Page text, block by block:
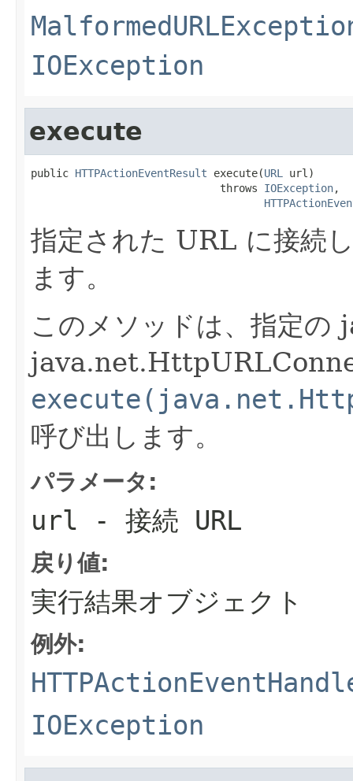
IOException
execute
public HTTPActionEventResult execute(URL
url)
                              throws
IOException,
指定された URL に接続
ます。
このメソッドは、指定
呼び出します。
パラメータ:
url - 接続 URL
戻り値:
実行結果オブジェクト
例外:
IOException